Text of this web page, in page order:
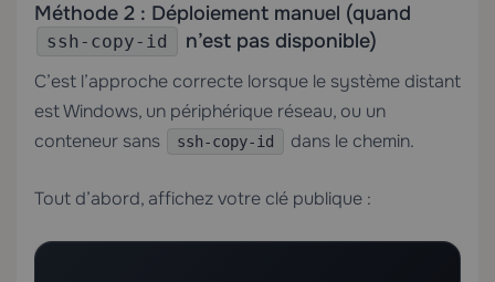
Méthode 2 : Déploiement manuel (quand
ssh-copy-id n’est pas disponible)
C’est l’approche correcte lorsque le système distant
est Windows, un périphérique réseau, ou un
conteneur sans
ssh-copy-id dans le chemin.
Tout d’abord, affichez votre clé publique :